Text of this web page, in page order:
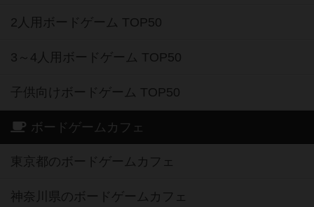
2人用ボードゲーム TOP50
3～4人用ボードゲーム TOP50
子供向けボードゲーム TOP50
ボードゲームカフェ
東京都のボードゲームカフェ
神奈川県のボードゲームカフェ